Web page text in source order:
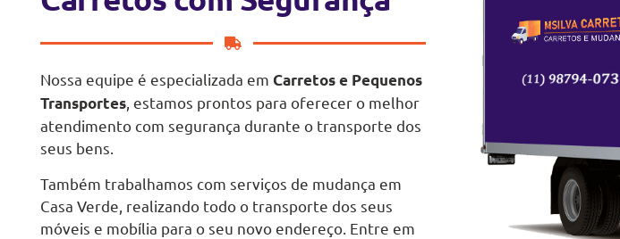
Nossa equipe é especializada em Carretos e Pequenos
Transportes , estamos prontos para oferecer o melhor
atendimento com segurança durante o transporte dos
seus bens.
Também trabalhamos com serviços de mudança em
Casa Verde, realizando todo o transporte dos seus
móveis e mobília para o seu novo endereço. Entre em